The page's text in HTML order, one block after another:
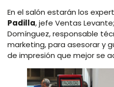
En el salón estarán los
Padilla, jefe Ventas Levante;
Domínguez, responsable
marketing, para asesorar y
de impresión que mejor se